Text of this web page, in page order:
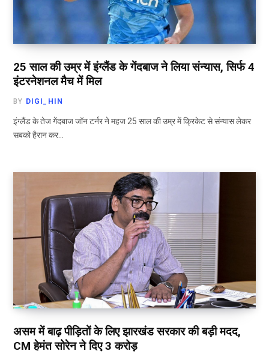
25 साल की उम्र में इंग्लैंड के गेंदबाज ने लिया संन्यास, सिर्फ 4
इंटरनेशनल मैच में मिल
BY DIGI_HIN
इंग्लैंड के तेज गेंदबाज जॉन टर्नर ने महज 25 साल की उम्र में क्रिकेट से संन्यास लेकर
सबको हैरान कर…
असम में बाढ़ पीड़ितों के लिए झारखंड सरकार की बड़ी मदद,
CM हेमंत सोरेन ने दिए 3 करोड़